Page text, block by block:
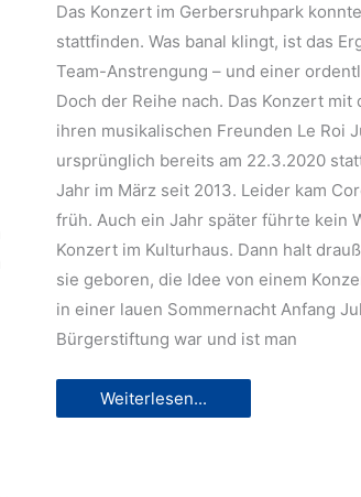
Das Konzert im Gerbersruhpark
stattfinden. Was banal klingt, ist das
Team-Anstrengung – und einer
Doch der Reihe nach. Das Konzert mit
ihren musikalischen Freunden Le Roi
ursprünglich bereits am 22.3.2020
Jahr im März seit 2013. Leider kam
früh. Auch ein Jahr später führte kein
Konzert im Kulturhaus. Dann halt
sie geboren, die Idee von einem
in einer lauen Sommernacht Anfang
Bürgerstiftung war und ist man
Konzert
im
Weiterlesen...